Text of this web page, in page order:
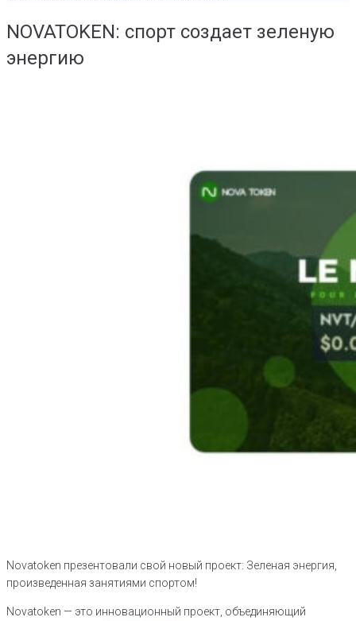
NOVATOKEN: спорт создает зеленую
энергию
Novatoken презентовали свой новый проект: Зеленая энергия,
произведенная занятиями спортом!
Novatoken — это инновационный проект, объединяющий